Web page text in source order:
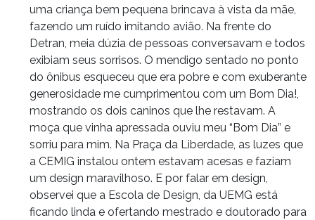
uma criança bem pequena brincava à vista da mãe,
fazendo um ruído imitando avião. Na frente do
Detran, meia dúzia de pessoas conversavam e todos
exibiam seus sorrisos. O mendigo sentado no ponto
do ônibus esqueceu que era pobre e com exuberante
generosidade me cumprimentou com um Bom Dia!,
mostrando os dois caninos que lhe restavam. A
moça que vinha apressada ouviu meu “Bom Dia” e
sorriu para mim. Na Praça da Liberdade, as luzes que
a CEMIG instalou ontem estavam acesas e faziam
um design maravilhoso. E por falar em design,
observei que a Escola de Design, da UEMG está
ficando linda e ofertando mestrado e doutorado para